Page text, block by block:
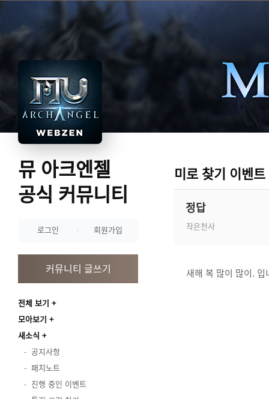
뮤 아크엔젤
공식 커뮤니티
로그인 회원가입
커뮤니티 글쓰기
전체 보기
모아보기
새소식
공지사항
패치노트
진행 중인 이벤트
미로 찾기 이벤트
정답
작은천사
새해 복 많이 많이. 입